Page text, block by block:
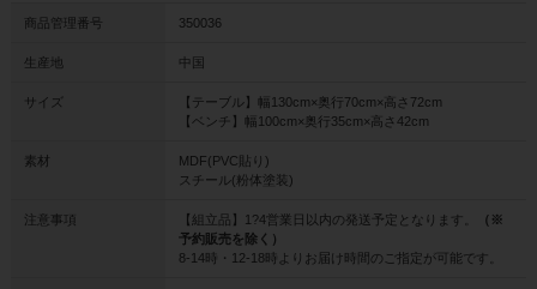
商品管理番号 350036
生産地 中国
サイズ
【テーブル】幅130cm×奥行70cm×高さ72cm
【ベンチ】幅100cm×奥行35cm×高さ42cm
素材
MDF(PVC貼り)
スチール(粉体塗装)
注意事項 【組立品】1?4営業日以内の発送予定となります。
（※
予約販売を除く）
8-14時・12-18時よりお届け時間のご指定が可能です。